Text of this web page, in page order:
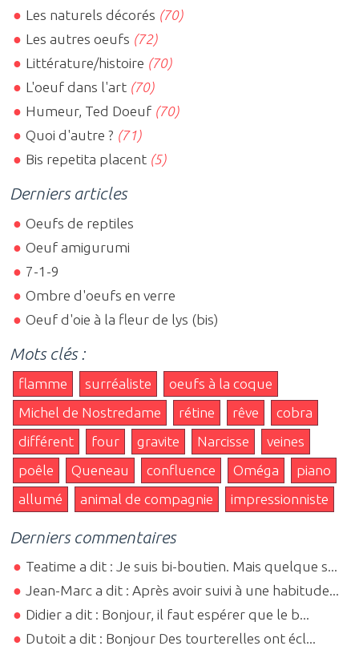
Les naturels décorés (70)
Les autres oeufs (72)
Littérature/histoire (70)
L'oeuf dans l'art (70)
Humeur, Ted Doeuf (70)
Quoi d'autre ? (71)
Bis repetita placent (5)
Derniers articles
Oeufs de reptiles
Oeuf amigurumi
7-1-9
Ombre d'oeufs en verre
Oeuf d'oie à la fleur de lys (bis)
Mots clés :
flamme surréaliste
oeufs à la coque
Michel de Nostredame
rétine rêve
cobra
différent
four gravite Narcisse
veines
poêle
Queneau confluence Oméga
piano
allumé
animal de compagnie impressionniste
Derniers commentaires
Teatime a dit : Je suis bi-boutien. Mais quelque s...
Jean-Marc a dit : Après avoir suivi à une habitude...
Didier a dit : Bonjour, il faut espérer que le b...
Dutoit a dit : Bonjour Des tourterelles ont écl...